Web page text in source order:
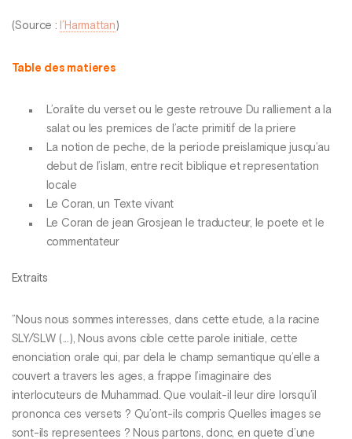
(Source : l’Harmattan )
Table des matieres
L’oralite du verset ou le geste retrouve Du ralliement a la
salat ou les premices de l’acte primitif de la priere
La notion de peche, de la periode preislamique jusqu’au
debut de l’islam, entre recit biblique et representation
locale
Le Coran, un Texte vivant
Le Coran de jean Grosjean le traducteur, le poete et le
commentateur
Extraits
’’Nous nous sommes interesses, dans cette etude, a la racine
SLY/SLW (...), Nous avons cible cette parole initiale, cette
enonciation orale qui, par dela le champ semantique qu’elle a
couvert a travers les ages, a frappe l’imaginaire des
interlocuteurs de Muhammad. Que voulait-il leur dire lorsqu’il
prononca ces versets ? Qu’ont-ils compris Quelles images se
sont-ils representees ? Nous partons, donc, en quete d’une